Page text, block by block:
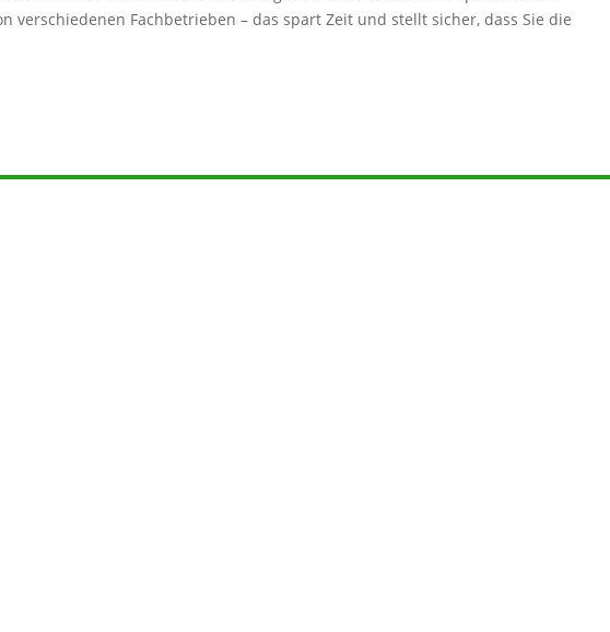
verschiedenen Fachbetrieben – das spart Zeit und stellt sicher, dass Sie die